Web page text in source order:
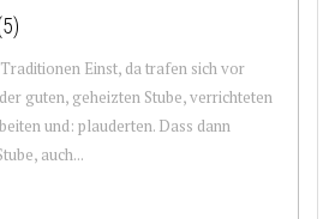
Einst, da trafen sich vor
guten, geheizten Stube, verrichteten
und: plauderten. Dass dann
auch...